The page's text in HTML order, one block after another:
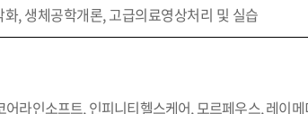
, 생체공학개론, 고급의료영상처리 및 실습
라인소프트, 인피니티헬스케어, 모르페우스, 레이